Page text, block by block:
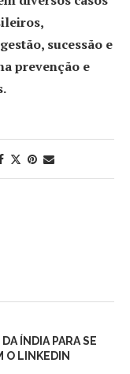
sucessão e
prevenção e
ÍNDIA PARA SE
O LINKEDIN